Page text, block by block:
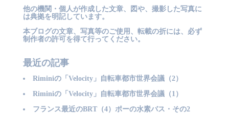
他の機関・個人が作成した文章、図や、撮影した写真に
は典拠を明記しています。
本ブログの文章、写真等のご使用、転載の折には、必ず
制作者の許可を得て行ってください。
最近の記事
Riminiの「Velocity」自転車都市世界会議（2）
Riminiの「Velocity」自転車都市世界会議（1）
フランス最近のBRT（4）ポーの水素バス・その2